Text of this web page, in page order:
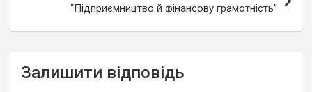
“Підприємництво й фінансову грамотність”
Залишити відповідь